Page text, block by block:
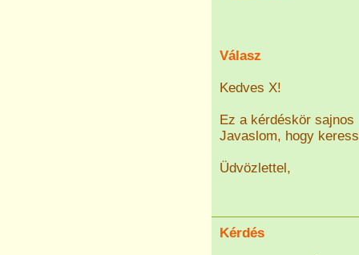
Válasz
Kedves X!
Ez a kérdéskör
Javaslom, hogy
Üdvözlettel,
Kérdés